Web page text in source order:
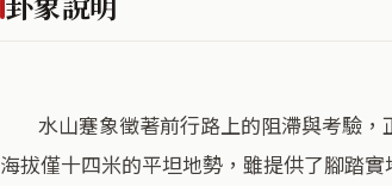
海拔僅十四米的平坦地勢，雖提供了腳踏